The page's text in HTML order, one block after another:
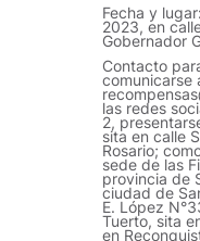
Fecha y
2023, en
Gobernador
Contacto
comunicarse
las redes
2,
sita en calle
Rosario;
sede de las
provincia de
ciudad de
E. López
Tuerto, sita
en